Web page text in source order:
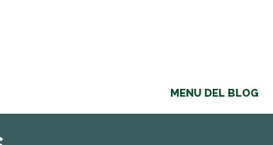
MENU DEL BLOG